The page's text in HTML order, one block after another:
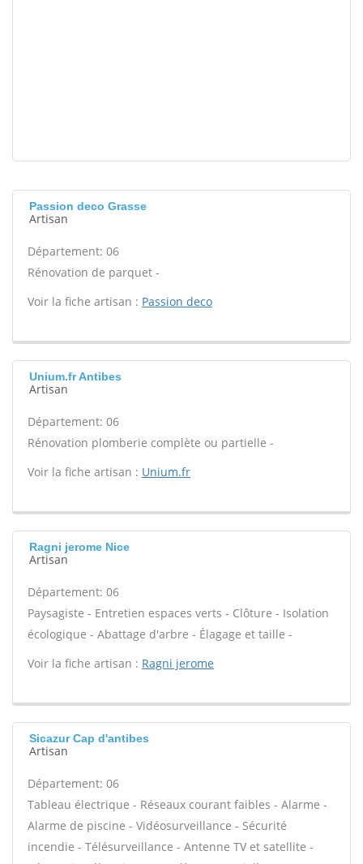
Passion deco Grasse
Artisan
Département: 06
Rénovation de parquet -
Voir la fiche artisan : Passion deco
Unium.fr Antibes
Artisan
Département: 06
Rénovation plomberie complète ou partielle -
Voir la fiche artisan : Unium.fr
Ragni jerome Nice
Artisan
Département: 06
Paysagiste - Entretien espaces verts - Clôture - Isolation
écologique - Abattage d'arbre - Élagage et taille -
Voir la fiche artisan : Ragni jerome
Sicazur Cap d'antibes
Artisan
Département: 06
Tableau électrique - Réseaux courant faibles - Alarme -
Alarme de piscine - Vidéosurveillance - Sécurité
incendie - Télésurveillance - Antenne TV et satellite -